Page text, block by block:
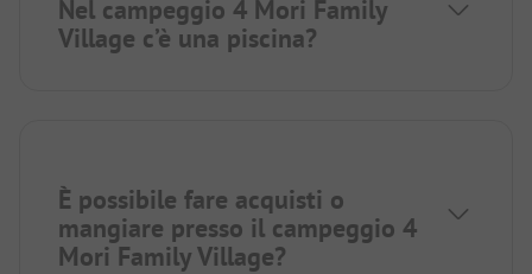
Nel campeggio 4 Mori Family
Village c’è una piscina?
È possibile fare acquisti o
mangiare presso il campeggio 4
Mori Family Village?